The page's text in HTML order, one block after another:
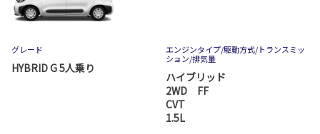
グレード
HYBRID G 5人乗り
エンジンタイプ/駆動方式/トランスミッ
ション/排気量
ハイブリッド
2WD FF
CVT
1.5L